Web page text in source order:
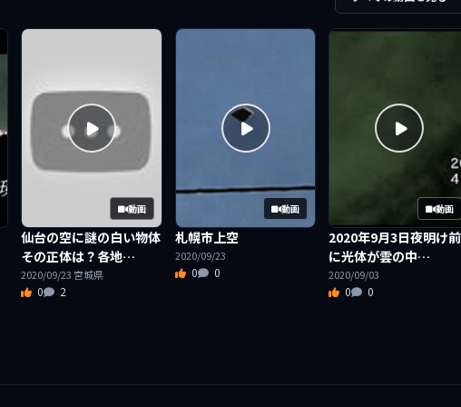
動画
仙台の空に謎の白い物体
その正体は？各地…
2020/09/23 宮城県
0 2
動画
札幌市上空
2020/09/23
0 0
動画
2020年9月3日夜明け前
に光体が雲の中…
2020/09/03
0 0